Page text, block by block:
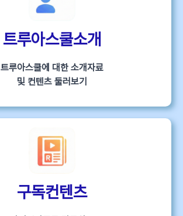
트루아스쿨소개
트루아스쿨에 대한 소개자료
및 컨텐츠 둘러보기
구독컨텐츠